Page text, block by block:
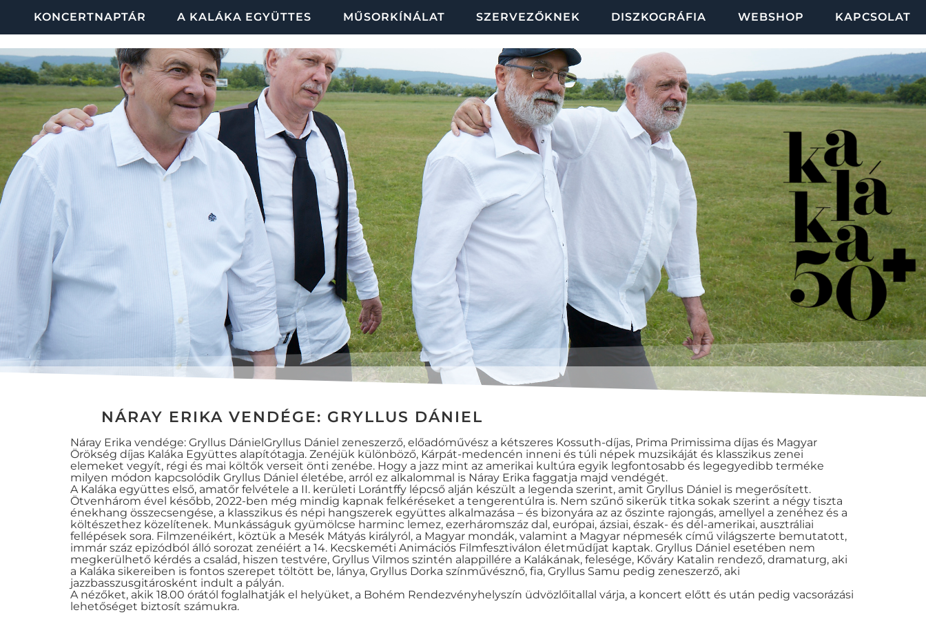
KONCERTNAPTÁR A KALÁKA EGYÜTTES MŰSORKÍNÁLAT SZERVEZŐKNEK DISZKOGRÁFIA WEBSHOP KAPCSOLAT
NÁRAY ERIKA VENDÉGE: GRYLLUS DÁNIEL
Náray Erika vendége: Gryllus DánielGryllus Dániel zeneszerző, előadóművész a kétszeres Kossuth-díjas, Prima Primissima díjas és Magyar
Örökség díjas Kaláka Együttes alapítótagja. Zenéjük különböző, Kárpát-medencén inneni és túli népek muzsikáját és klasszikus zenei
elemeket vegyít, régi és mai költők verseit önti zenébe. Hogy a jazz mint az amerikai kultúra egyik legfontosabb és legegyedibb terméke
milyen módon kapcsolódik Gryllus Dániel életébe, arról ez alkalommal is Náray Erika faggatja majd vendégét.
A Kaláka együttes első, amatőr felvétele a II. kerületi Lorántffy lépcső alján készült a legenda szerint, amit Gryllus Dániel is megerősített.
Ötvenhárom ével később, 2022-ben még mindig kapnak felkéréseket a tengerentúlra is. Nem szűnő sikerük titka sokak szerint a négy tiszta
énekhang összecsengése, a klasszikus és népi hangszerek együttes alkalmazása – és bizonyára az az őszinte rajongás, amellyel a zenéhez és a
költészethez közelítenek. Munkásságuk gyümölcse harminc lemez, ezerháromszáz dal, európai, ázsiai, észak- és dél-amerikai, ausztráliai
fellépések sora. Filmzenéikért, köztük a Mesék Mátyás királyról, a Magyar mondák, valamint a Magyar népmesék című világszerte bemutatott,
immár száz epizódból álló sorozat zenéiért a 14. Kecskeméti Animációs Filmfesztiválon életműdíjat kaptak. Gryllus Dániel esetében nem
megkerülhető kérdés a család, hiszen testvére, Gryllus Vilmos szintén alappillére a Kalákának, felesége, Kőváry Katalin rendező, dramaturg, aki
a Kaláka sikereiben is fontos szerepet töltött be, lánya, Gryllus Dorka színművésznő, fia, Gryllus Samu pedig zeneszerző, aki
jazzbasszusgitárosként indult a pályán.
A nézőket, akik 18.00 órától foglalhatják el helyüket, a Bohém Rendezvényhelyszín üdvözlőitallal várja, a koncert előtt és után pedig vacsorázási
lehetőséget biztosít számukra.